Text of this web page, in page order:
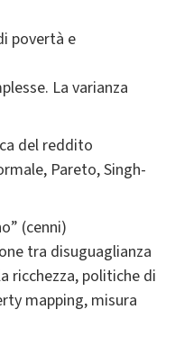
povertà e
La varianza
del reddito
Pareto, Singh-
(cenni)
tra disuguaglianza
ricchezza, politiche di
mapping, misura